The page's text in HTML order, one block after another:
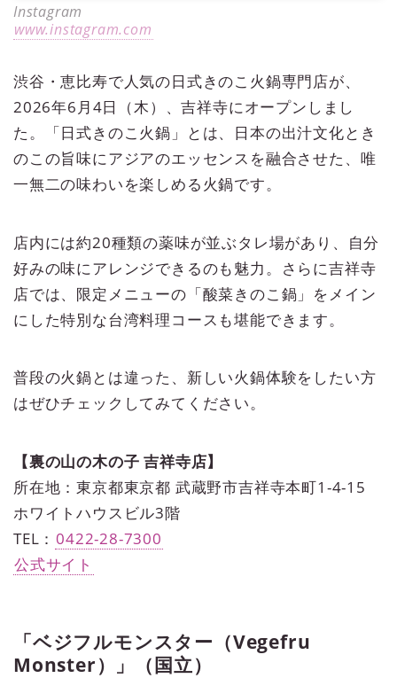
Instagram
www.instagram.com
渋谷・恵比寿で人気の日式きのこ火鍋専門店が、
2026年6月4日（木）、吉祥寺にオープンしまし
た。「日式きのこ火鍋」とは、日本の出汁文化とき
のこの旨味にアジアのエッセンスを融合させた、唯
一無二の味わいを楽しめる火鍋です。
店内には約20種類の薬味が並ぶタレ場があり、自分
好みの味にアレンジできるのも魅力。さらに吉祥寺
店では、限定メニューの「酸菜きのこ鍋」をメイン
にした特別な台湾料理コースも堪能できます。
普段の火鍋とは違った、新しい火鍋体験をしたい方
はぜひチェックしてみてください。
【裏の山の木の子 吉祥寺店】
所在地：東京都東京都 武蔵野市吉祥寺本町1-4-15
ホワイトハウスビル3階
TEL： 0422-28-7300
公式サイト
「ベジフルモンスター（Vegefru
Monster）」（国立）